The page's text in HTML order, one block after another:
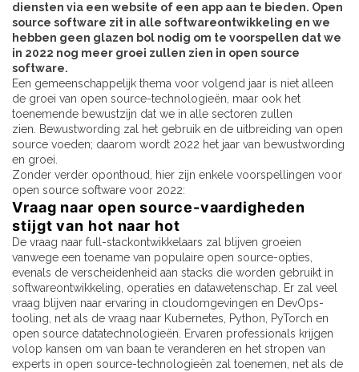
diensten via een website of een app aan te bieden. Open
source software zit in alle softwareontwikkeling en we
hebben geen glazen bol nodig om te voorspellen dat we
in 2022 nog meer groei zullen zien in open source
software.
Een gemeenschappelijk thema voor volgend jaar is niet alleen
de groei van open source-technologieën, maar ook het
toenemende bewustzijn dat we in alle sectoren zullen
zien. Bewustwording zal het gebruik en de uitbreiding van open
source voeden; daarom wordt 2022 het jaar van bewustwording
en groei.
Zonder verder oponthoud, hier zijn enkele voorspellingen voor
open source software voor 2022:
Vraag naar open source-vaardigheden
stijgt van hot naar hot
De vraag naar full-stackontwikkelaars zal blijven groeien
vanwege een toename van populaire open source-opties,
evenals de verscheidenheid aan stacks die worden gebruikt in
softwareontwikkeling, operaties en datawetenschap. Er zal veel
vraag blijven naar ervaring in cloudomgevingen en DevOps-
tooling, net als de vraag naar Kubernetes, Python, PyTorch en
open source datatechnologieën. Ervaren professionals krijgen
volop kansen om van baan te veranderen en het stropen van
experts in open source-technologieën zal toenemen, net als de